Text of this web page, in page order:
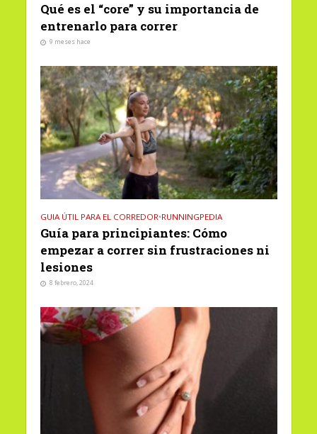
Qué es el “core” y su importancia de
entrenarlo para correr
9 meses hace
GUIA ÚTIL PARA EL CORREDOR•RUNNINGPEDIA
Guía para principiantes: Cómo
empezar a correr sin frustraciones ni
lesiones
8 febrero, 2024